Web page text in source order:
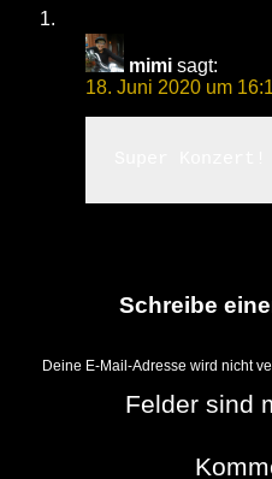
mimi sagt:
18. Juni 2020 um
Schreibe
Deine E-Mail-Adresse wird nicht
Felder sind